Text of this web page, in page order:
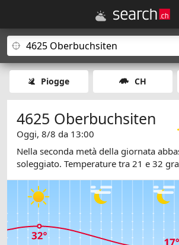
Piogge CH
4625 Oberbuchsiten
Oggi, 8/8 da 13:00
Nella seconda metà della giornata
soleggiato. Temperature tra 21 e 32